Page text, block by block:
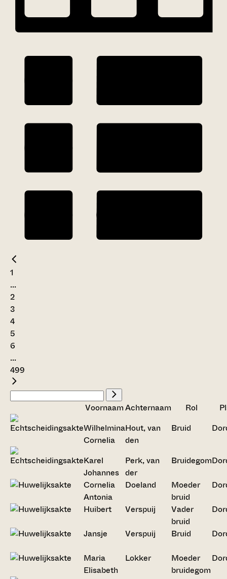
1
...
2
3
4
5
6
...
499
VoornaamAchternaam Rol
Wilhelmina
Cornelia
Hout, van
den
Bruid
Karel
Johannes
Perk, van
der
Bruidegom
Cornelia
Antonia
Doeland
Moeder
bruid
Huibert Verspuij
Vader
bruid
Jansje Verspuij Bruid
Maria
Elisabeth
Lokker
Moeder
bruidegom